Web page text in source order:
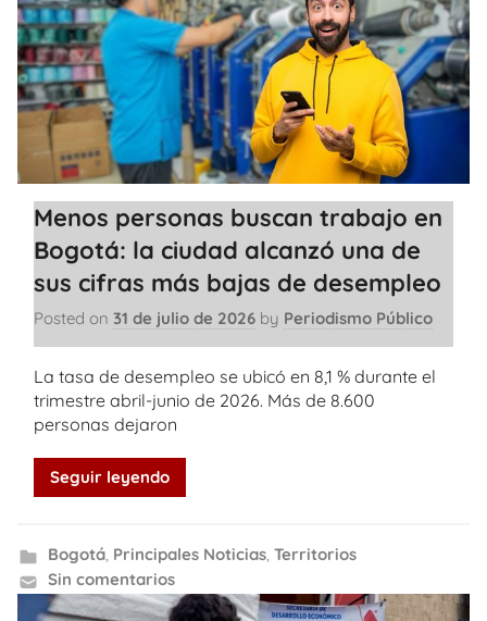
Menos personas buscan trabajo en
Bogotá: la ciudad alcanzó una de
sus cifras más bajas de desempleo
Posted on 31 de julio de 2026 by Periodismo Público
La tasa de desempleo se ubicó en 8,1 % durante el
trimestre abril-junio de 2026. Más de 8.600
personas dejaron
Seguir leyendo
Bogotá, Principales Noticias, Territorios
Sin comentarios